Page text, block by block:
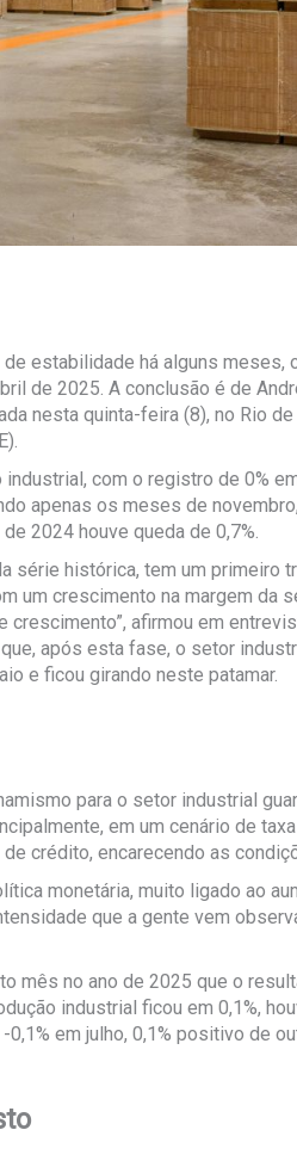
estabilidade há alguns meses,
de 2025. A conclusão é de
nesta quinta-feira (8), no Rio
com o registro de 0%
apenas os meses de
2024 houve queda de 0,7%.
série histórica, tem um primeiro
um crescimento na margem da
afirmou em
após esta fase, o setor
e ficou girando neste patamar.
para o setor industrial
em um cenário de
crédito, encarecendo as
monetária, muito ligado ao
que a gente vem
mês no ano de 2025 que o
industrial ficou em 0,1%,
em julho, 0,1% positivo de